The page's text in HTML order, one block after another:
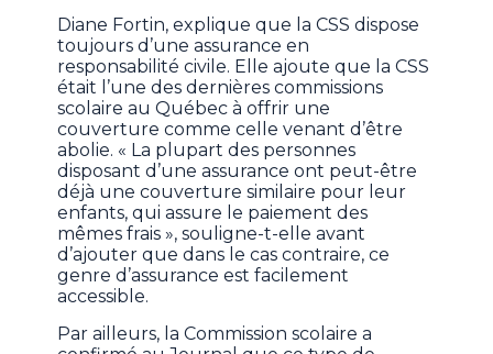
Diane Fortin, explique que la CSS dispose
toujours d’une assurance en
responsabilité civile. Elle ajoute que la CSS
était l’une des dernières commissions
scolaire au Québec à offrir une
couverture comme celle venant d’être
abolie. « La plupart des personnes
disposant d’une assurance ont peut-être
déjà une couverture similaire pour leur
enfants, qui assure le paiement des
mêmes frais », souligne-t-elle avant
d’ajouter que dans le cas contraire, ce
genre d’assurance est facilement
accessible.
Par ailleurs, la Commission scolaire a